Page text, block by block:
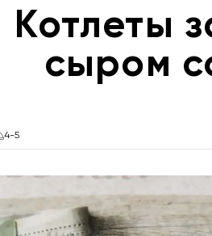
Котлеты
сыром
4-5